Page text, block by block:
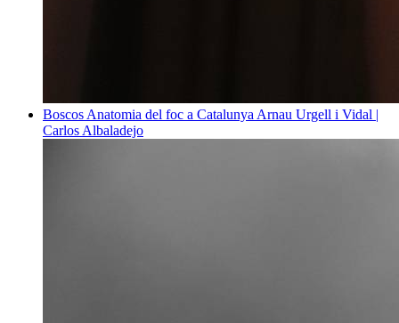
Boscos Anatomia del foc a Catalunya Arnau Urgell i Vidal |
Carlos Albaladejo